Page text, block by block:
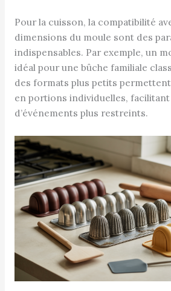
Pour la cuisson, la compatibilité
dimensions du moule sont des
indispensables. Par exemple, un
idéal pour une bûche familiale
des formats plus petits
en portions individuelles,
d’événements plus restreints.